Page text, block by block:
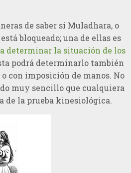
de saber si Muladhara, o
bloqueado; una de ellas es
determinar la situación de los
podrá determinarlo también
con imposición de manos. No
muy sencillo que cualquiera
de la prueba kinesiológica.